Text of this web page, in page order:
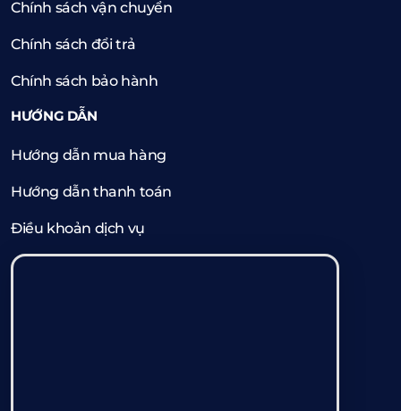
Chính sách vận chuyển
Chính sách đổi trả
Chính sách bảo hành
HƯỚNG DẪN
Hướng dẫn mua hàng
Hướng dẫn thanh toán
Điều khoản dịch vụ